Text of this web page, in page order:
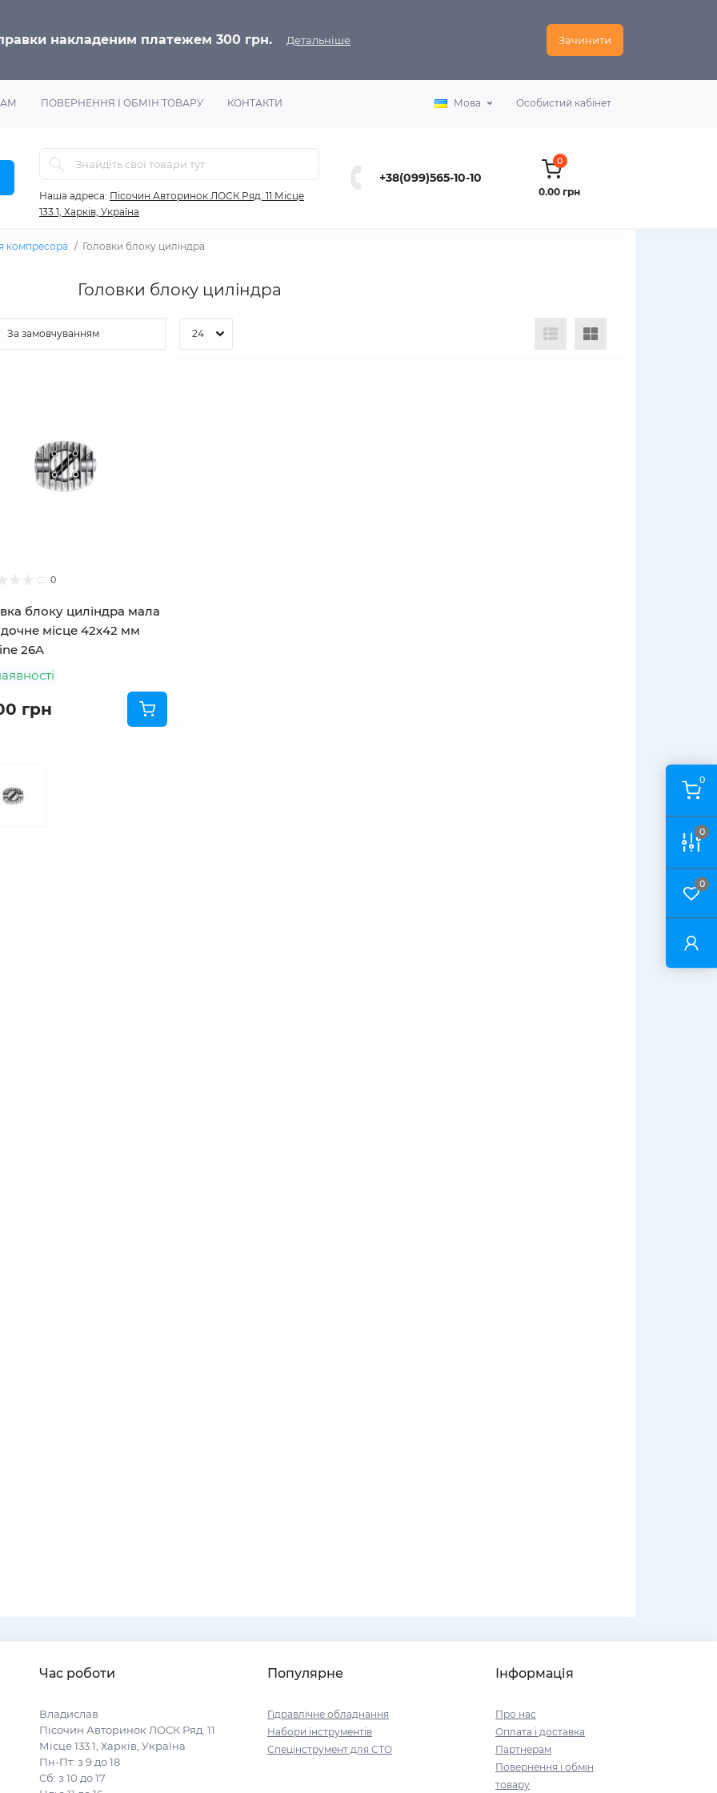
0
0
0
накладеним платежем 300 грн. Детальніше Зачинити
ПОВЕРНЕННЯ І ОБМІН ТОВАРУ КОНТАКТИ Мова Особистий кабінет
Наша адреса: Пісочин Авторинок ЛОСК Ряд. 11 Місце
133.1, Харків, Україна
+38(099)565-10-10
0
0.00 грн
компресора Головки блоку циліндра
Головки блоку циліндра
0
блоку циліндра мала
місце 42х42 мм
26A
грн
Час роботи
Владислав
Пісочин Авторинок ЛОСК Ряд. 11
Місце 133.1, Харків, Україна
Пн-Пт: з 9 до 18
Сб: з 10 до 17
Популярне
Гідравлічне обладнання
Набори інструментів
Спецінструмент для СТО
Інформація
Про нас
Оплата і доставка
Партнерам
Повернення і обмін
товару